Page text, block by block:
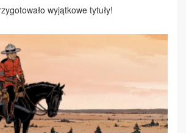
wy­jąt­ko­we ty­tu­ły!